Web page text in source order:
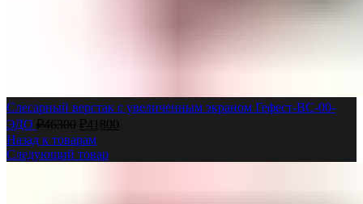
Слесарный верстак с увеличенным экраном Гефест-ВС-00-
ЭДО ₽46300 ₽41800
Назад к товарам
Следующий товар